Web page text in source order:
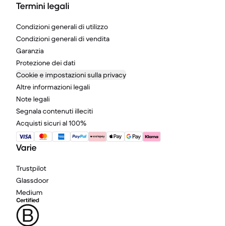
Termini legali
Condizioni generali di utilizzo
Condizioni generali di vendita
Garanzia
Protezione dei dati
Cookie e impostazioni sulla privacy
Altre informazioni legali
Note legali
Segnala contenuti illeciti
Acquisti sicuri al 100%
Varie
Trustpilot
Glassdoor
Medium